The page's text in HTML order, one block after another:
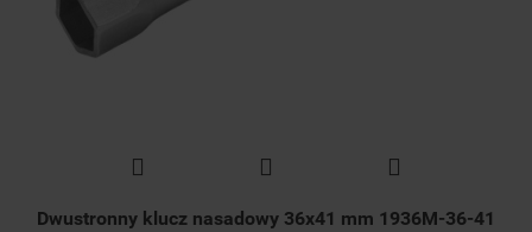
Dwustronny klucz nasadowy 36x41 mm 1936M-36-41